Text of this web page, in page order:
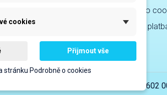
Podrobně o
Doprava a
CZ s.r.o., třída Kpt. Jaroše 1922/3, 602
cookies
Přijmout vše
stránku Podrobně o cookies